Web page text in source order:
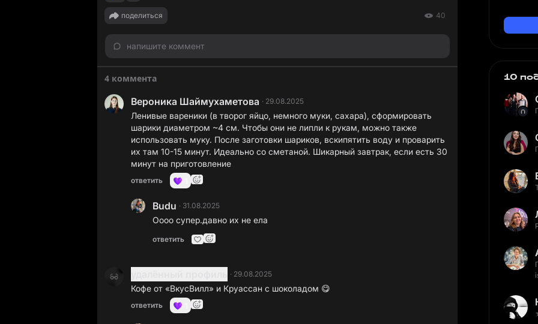
поделиться 40
напишите коммент
4 коммента
Вероника Шаймухаметова · 29.08.2025
Ленивые вареники (в творог яйцо, немного муки, сахара), сформировать
шарики диаметром ~4 см. Чтобы они не липли к рукам, можно также
использовать муку. После заготовки шариков, вскипятить воду и проварить
их там 10-15 минут. Идеально со сметаной. Шикарный завтрак, если есть 30
минут на приготовление
ответить
Budu · 31.08.2025
Оооо супер.давно их не ела
ответить
· 29.08.2025
Кофе от «ВкусВилл» и Круассан с шоколадом 😋
ответить
10